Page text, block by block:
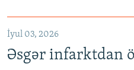
720p
İyul 03, 2026
Əsgər infarktdan